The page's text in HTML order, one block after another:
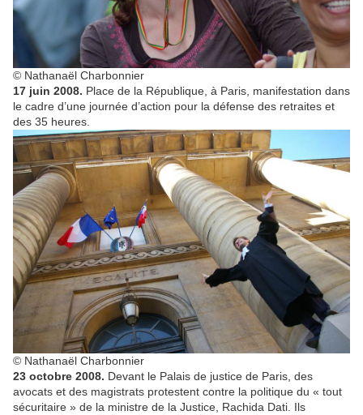
© Nathanaël Charbonnier
17 juin 2008. Place de la République, à Paris, manifestation dans
le cadre d’une journée d’action pour la défense des retraites et
des 35 heures.
© Nathanaël Charbonnier
23 octobre 2008. Devant le Palais de justice de Paris, des
avocats et des magistrats protestent contre la politique du « tout
sécuritaire » de la ministre de la Justice, Rachida Dati. Ils